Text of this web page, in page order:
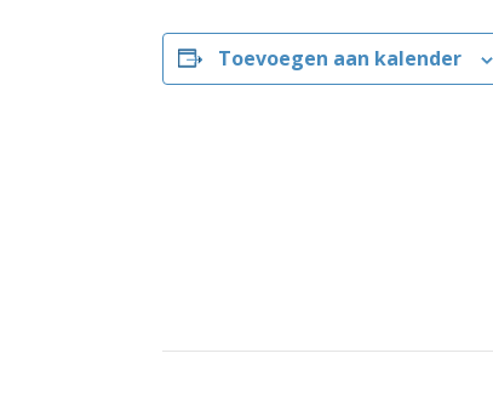
Toevoegen aan kalender